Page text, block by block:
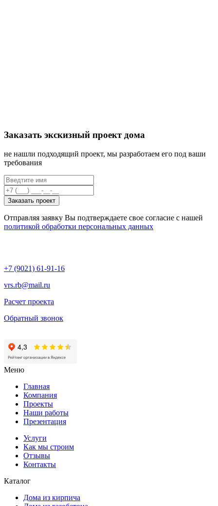
Заказать экскизный проект дома
не нашли подходящий проект, мы разработаем его под ваши
требования
Заказать проект
Отправляя заявку Вы подтверждаете свое согласие с нашей
политикой обработки персональных данных
+7 (9021) 61-91-16
vrs.rb@mail.ru
Расчет проекта
Обратный звонок
Меню
Главная
Компания
Проекты
Наши работы
Презентация
Услуги
Как мы строим
Отзывы
Контакты
Каталог
Дома из кирпича